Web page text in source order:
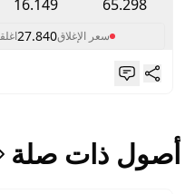
65.298
16.149
سعر الإغلاق27.840
أصول ذات صلة